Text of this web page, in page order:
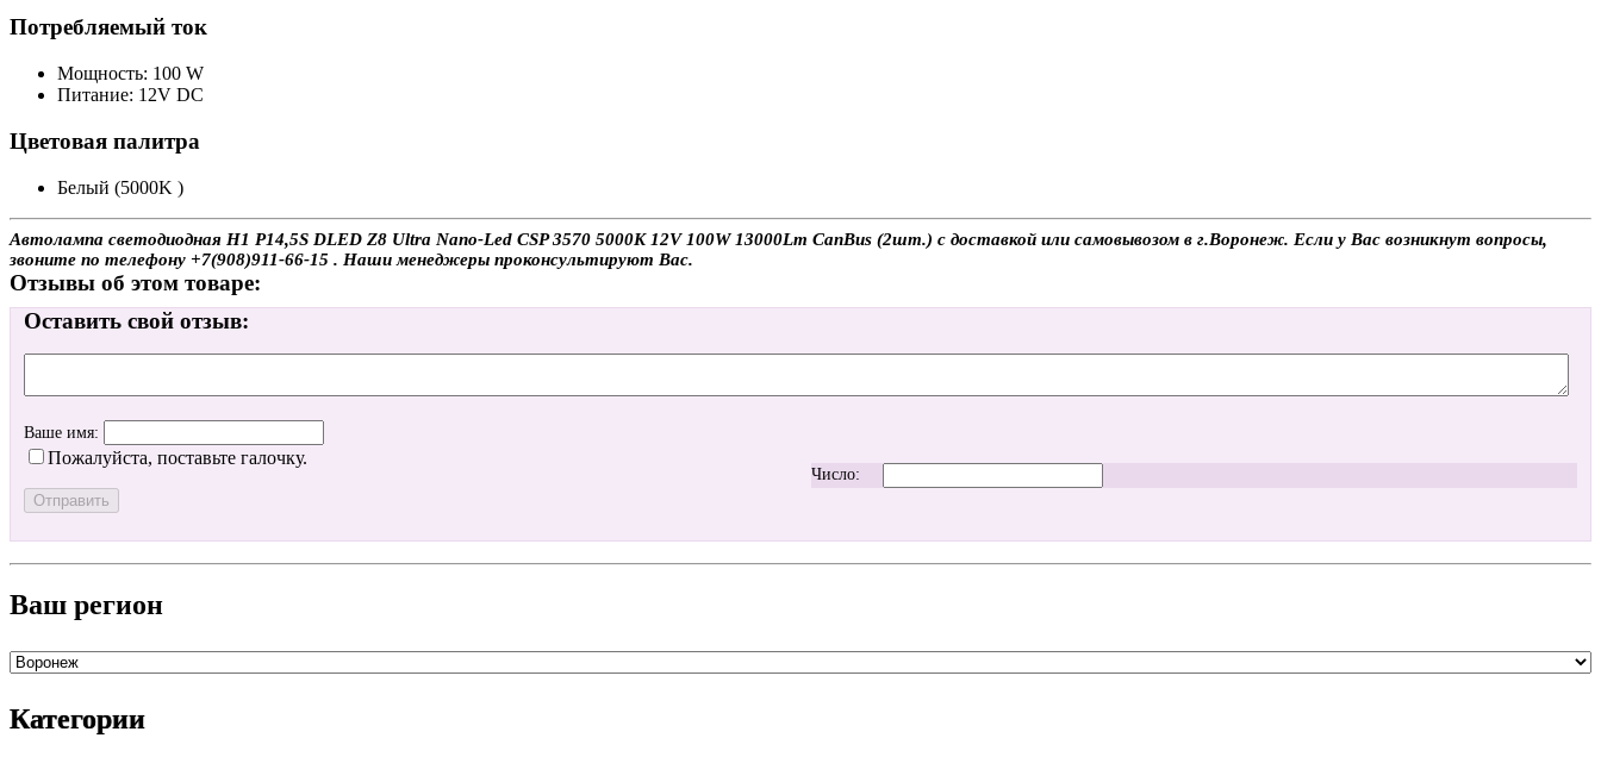
Потребляемый ток
Мощность: 100 W
Питание: 12V DC
Цветовая палитра
Белый (5000K )
Автолампа светодиодная H1 P14,5S DLED Z8 Ultra Nano-Led CSP 3570 5000K 12V 100W 13000Lm CanBus (2шт.) с доставкой или самовывозом в г.Воронеж. Если у Вас возникнут вопросы,
звоните по телефону +7(908)911-66-15 . Наши менеджеры проконсультируют Вас.
Отзывы об этом товаре:
Оставить свой отзыв:
Ваше имя:
Пожалуйста, поставьте галочку.
Число:
Ваш регион
Категории